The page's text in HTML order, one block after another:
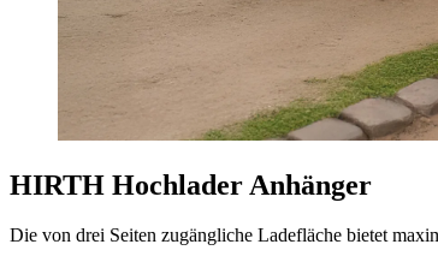
HIRTH Hochlader Anhänger
Die von drei Seiten zugängliche Ladefläche bietet